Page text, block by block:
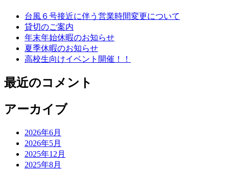
台風６号接近に伴う営業時間変更について
貸切のご案内
年末年始休暇のお知らせ
夏季休暇のお知らせ
高校生向けイベント開催！！
最近のコメント
アーカイブ
2026年6月
2026年5月
2025年12月
2025年8月